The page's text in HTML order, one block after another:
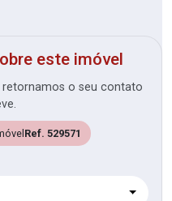
este imóvel
retornamos o seu contato
Ref. 529571